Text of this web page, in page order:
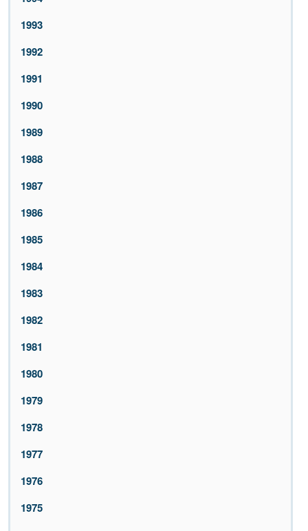
1993
1992
1991
1990
1989
1988
1987
1986
1985
1984
1983
1982
1981
1980
1979
1978
1977
1976
1975